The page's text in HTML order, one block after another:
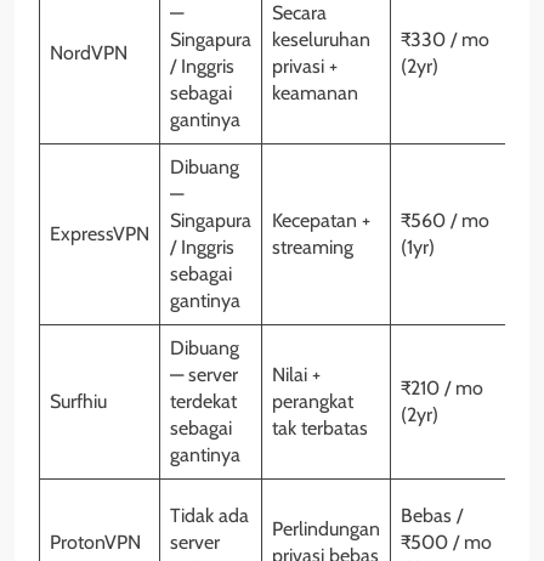
NordVPN
—
Singapura
/ Inggris
sebagai
gantinya
Secara
keseluruhan
privasi +
keamanan
₹330 / mo
(2yr)
ExpressVPN
Dibuang
—
Singapura
/ Inggris
sebagai
gantinya
Kecepatan +
streaming
₹560 / mo
(1yr)
Surfhiu
Dibuang
— server
terdekat
sebagai
gantinya
Nilai +
perangkat
tak terbatas
₹210 / mo
(2yr)
ProtonVPN
Tidak ada
server
Perlindungan
privasi bebas
Bebas /
₹500 / mo